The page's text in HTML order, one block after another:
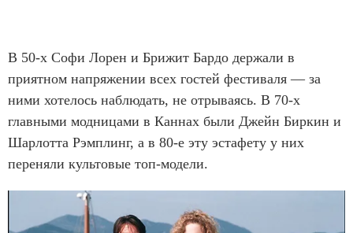
В 50-х Софи Лорен и Брижит Бардо держали в
приятном напряжении всех гостей фестиваля — за
ними хотелось наблюдать, не отрываясь. В 70-х
главными модницами в Каннах были Джейн Биркин и
Шарлотта Рэмплинг, а в 80-е эту эстафету у них
переняли культовые топ-модели.